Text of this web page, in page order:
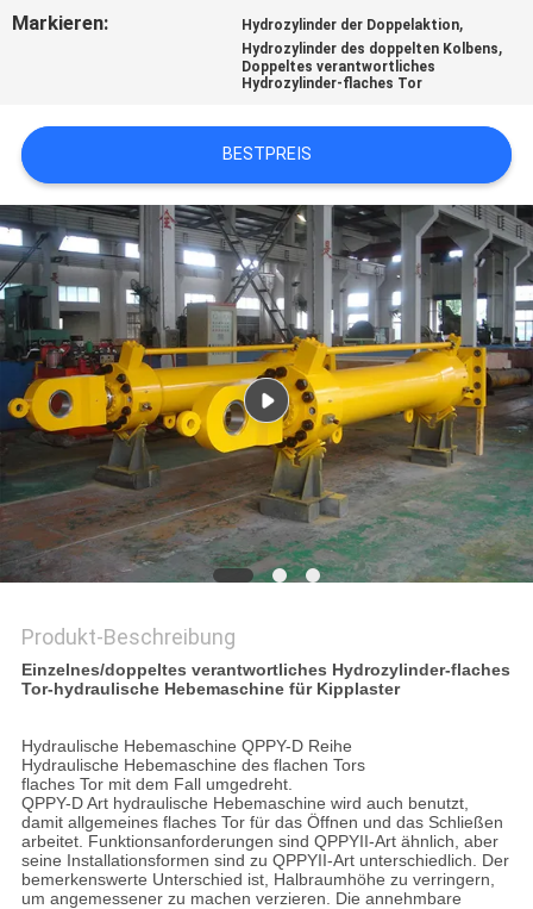
ANGEBOT
SITEMAP
DATENSCHUTZRICHTLINIE
Markieren: Hydrozylinder der Doppelaktion,
Hydrozylinder des doppelten Kolbens,
Doppeltes verantwortliches
Hydrozylinder-flaches Tor
BESTPREIS
Produkt-Beschreibung
Einzelnes/doppeltes verantwortliches Hydrozylinder-flaches
Tor-hydraulische Hebemaschine für Kipplaster
Hydraulische Hebemaschine QPPY-D Reihe
Hydraulische Hebemaschine des flachen Tors
flaches Tor mit dem Fall umgedreht.
QPPY-D Art hydraulische Hebemaschine wird auch benutzt,
damit allgemeines flaches Tor für das Öffnen und das Schließen
arbeitet. Funktionsanforderungen sind QPPYII-Art ähnlich, aber
seine Installationsformen sind zu QPPYII-Art unterschiedlich. Der
bemerkenswerte Unterschied ist, Halbraumhöhe zu verringern,
um angemessener zu machen verzieren. Die annehmbare